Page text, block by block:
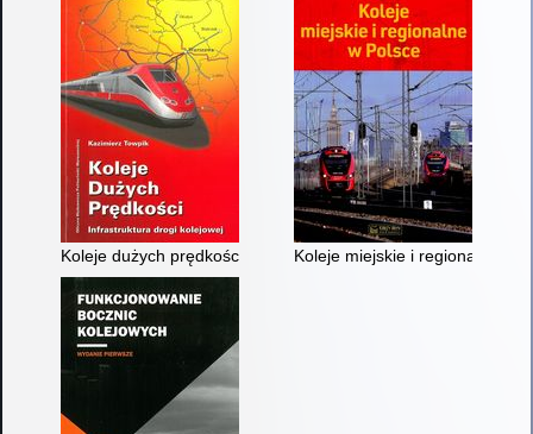
Koleje dużych prędkości : infrastruktura drogi kolejowej
Koleje miejskie i regionalne w